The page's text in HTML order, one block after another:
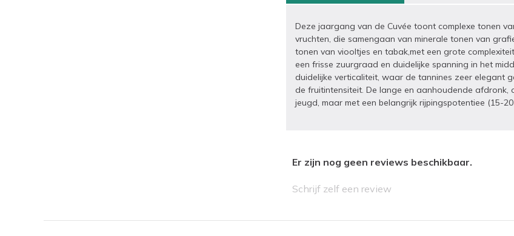
Deze jaargang van de Cuvée toont complexe tonen
vruchten, die samengaan van minerale tonen van
tonen van viooltjes en tabak,met een grote
een frisse zuurgraad en duidelijke spanning in het
duidelijke verticaliteit, waar de tannines zeer elegant
de fruitintensiteit. De lange en aanhoudende afdronk,
jeugd, maar met een belangrijk rijpingspotentiee (15-
Er zijn nog geen reviews beschikbaar.
Schrijf zelf een review